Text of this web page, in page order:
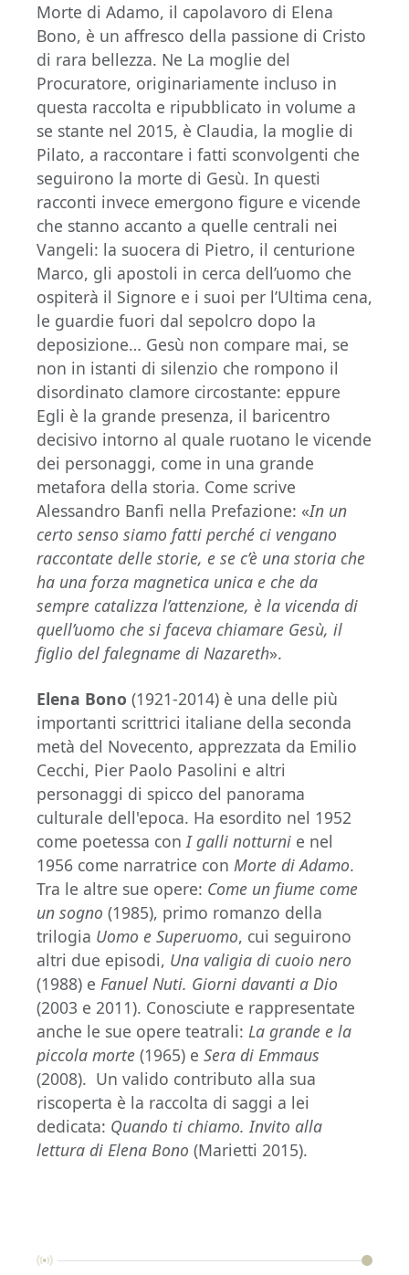
Morte di Adamo, il capolavoro di Elena
Bono, è un affresco della passione di Cristo
di rara bellezza. Ne La moglie del
Procuratore, originariamente incluso in
questa raccolta e ripubblicato in volume a
se stante nel 2015, è Claudia, la moglie di
Pilato, a raccontare i fatti sconvolgenti che
seguirono la morte di Gesù. In questi
racconti invece emergono figure e vicende
che stanno accanto a quelle centrali nei
Vangeli: la suocera di Pietro, il centurione
Marco, gli apostoli in cerca dell’uomo che
ospiterà il Signore e i suoi per l’Ultima cena,
le guardie fuori dal sepolcro dopo la
deposizione… Gesù non compare mai, se
non in istanti di silenzio che rompono il
disordinato clamore circostante: eppure
Egli è la grande presenza, il baricentro
decisivo intorno al quale ruotano le vicende
dei personaggi, come in una grande
metafora della storia. Come scrive
Alessandro Banfi nella Prefazione: «In un
certo senso siamo fatti perché ci vengano
raccontate delle storie, e se c’è una storia che
ha una forza magnetica unica e che da
sempre catalizza l’attenzione, è la vicenda di
quell’uomo che si faceva chiamare Gesù, il
figlio del falegname di Nazareth».
Elena Bono (1921-2014) è una delle più
importanti scrittrici italiane della seconda
metà del Novecento, apprezzata da Emilio
Cecchi, Pier Paolo Pasolini e altri
personaggi di spicco del panorama
culturale dell'epoca. Ha esordito nel 1952
come poetessa conI galli notturni e nel
1956 come narratrice con Morte di Adamo.
Tra le altre sue opere: Come un fiume come
un sogno (1985), primo romanzo della
trilogia Uomo e Superuomo, cui seguirono
altri due episodi, Una valigia di cuoio nero
(1988) e Fanuel Nuti. Giorni davanti a Dio
(2003 e 2011). Conosciute e rappresentate
anche le sue opere teatrali: La grande e la
piccola morte (1965) e Sera di Emmaus
(2008). Un valido contributo alla sua
riscoperta è la raccolta di saggi a lei
dedicata: Quando ti chiamo. Invito alla
lettura di Elena Bono (Marietti 2015).